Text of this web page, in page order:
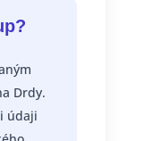
Drdy.
údaji